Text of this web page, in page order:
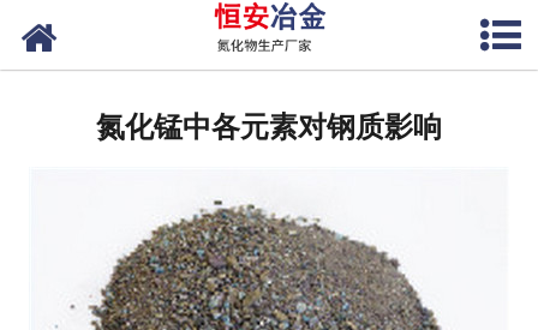
联系我们
氮化锰中各元素对钢质影响